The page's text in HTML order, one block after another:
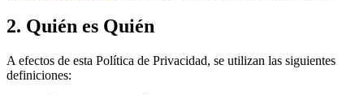
2. Quién es Quién
A efectos de esta Política de Privacidad, se utilizan las siguientes
definiciones: